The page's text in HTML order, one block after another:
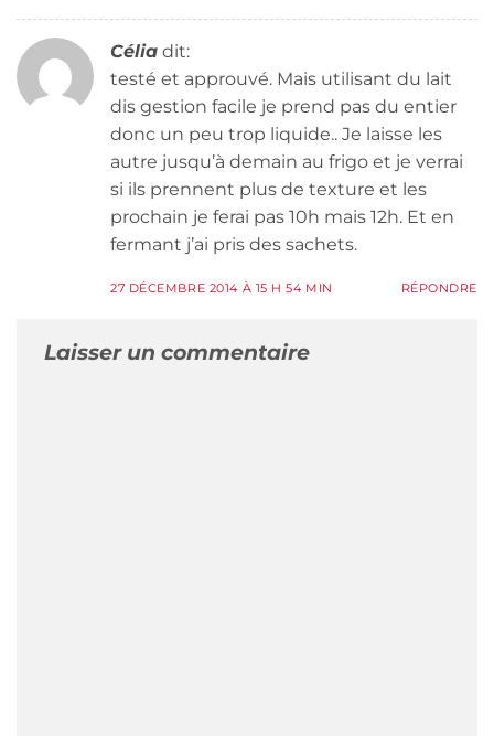
Célia dit:
testé et approuvé. Mais utilisant du lait
dis gestion facile je prend pas du entier
donc un peu trop liquide.. Je laisse les
autre jusqu’à demain au frigo et je verrai
si ils prennent plus de texture et les
prochain je ferai pas 10h mais 12h. Et en
fermant j’ai pris des sachets.
27 DÉCEMBRE 2014 À 15 H 54 MIN RÉPONDRE
Laisser un commentaire